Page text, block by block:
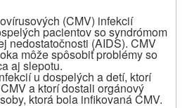
(CMV) infekcií
pacientov so syndrómom
nedostatočnosti (AIDS). CMV
môže spôsobiť problémy so
aj slepotu.
u dospelých a detí, ktorí
a ktorí dostali orgánový
ktorá bola infikovaná CMV.